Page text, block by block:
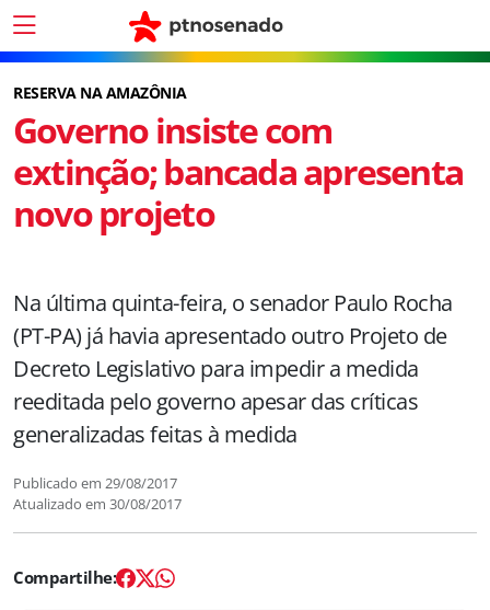
RESERVA NA AMAZÔNIA
Governo insiste com
extinção; bancada apresenta
novo projeto
Na última quinta-feira, o senador Paulo Rocha
(PT-PA) já havia apresentado outro Projeto de
Decreto Legislativo para impedir a medida
reeditada pelo governo apesar das críticas
generalizadas feitas à medida
Publicado em 29/08/2017
Atualizado em 30/08/2017